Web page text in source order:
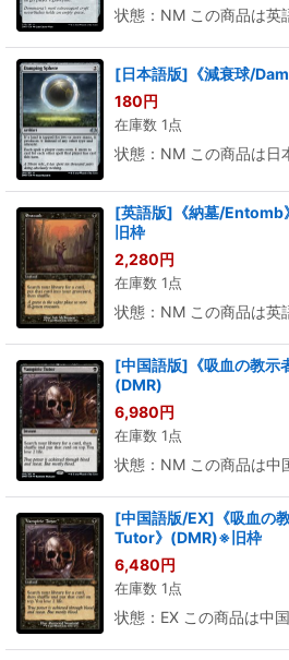
状態：NM この商品は英
[日本語版]《減衰球/
180円
在庫数 1点
状態：NM この商品は日
[英語版]《納墓/
旧枠
2,280円
在庫数 1点
状態：NM この商品は英
[中国語版]《吸血の教示
(DMR)
6,980円
在庫数 1点
状態：NM この商品は中
[中国語版/EX]《吸血の
Tutor》(DMR)※旧枠
6,480円
在庫数 1点
状態：EX この商品は中国